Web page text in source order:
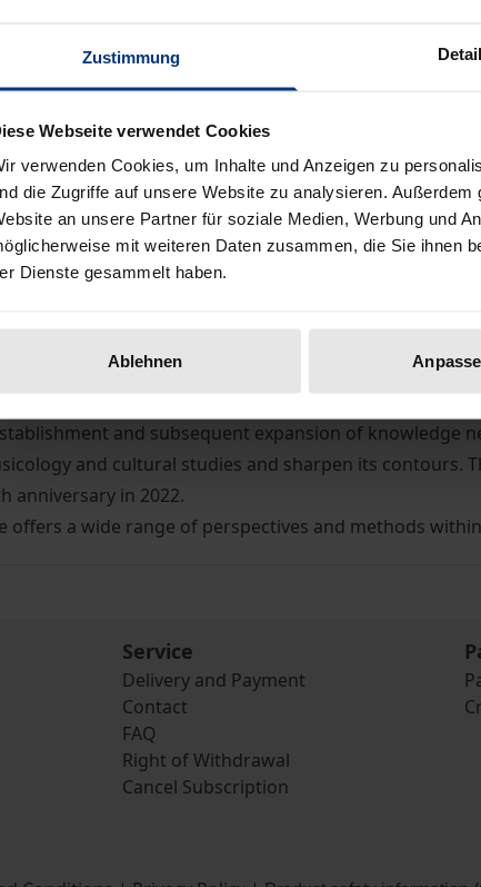
Zustimmung
Webseite verwendet Cookies
verwenden Cookies, um Inhalte und Anzeigen zu
die Zugriffe auf unsere Website zu analysieren.
an unsere Partner für soziale Medien, Werbung und
mit weiteren Daten zusammen, die Sie ihnen
Dienste gesammelt haben.
Ablehnen
Prices include VAT. Depending
Add to Cart Add
Delivery cost notice
a traditional and essential social form of academic
and subsequent expansion of knowledge
and cultural studies and sharpen its contours.
anniversary in 2022.
offers a wide range of perspectives and methods
Service
Delivery and Payment
Contact
FAQ
Right of Withdrawal
Cancel Subscription